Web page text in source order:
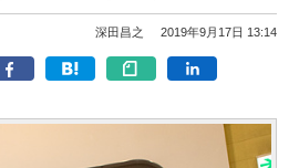
深田昌之 2019年9月17日 13:14